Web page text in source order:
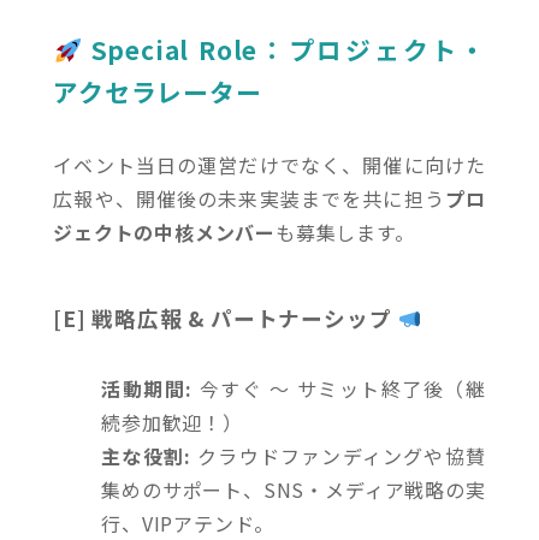
Special Role：プロジェクト・
アクセラレーター
イベント当日の運営だけでなく、開催に向けた
広報や、開催後の未来実装までを共に担う プロ
ジェクトの中核メンバーも募集します。
[E] 戦略広報 & パートナーシップ
活動期間: 今すぐ 〜 サミット終了後（継
続参加歓迎！）
主な役割: クラウドファンディングや協賛
集めのサポート、SNS・メディア戦略の実
行、VIPアテンド。